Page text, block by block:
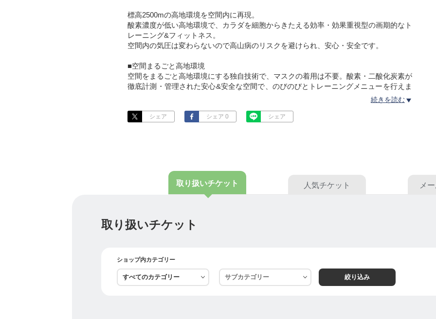
標高2500mの高地環境を空間内に再現。
酸素濃度が低い高地環境で、カラダを細胞からきたえる効率・効果重視型の画期的なト
レーニング&フィットネス。
空間内の気圧は変わらないので高山病のリスクを避けられ、安心・安全です。
■空間まるごと高地環境
空間をまるごと高地環境にする独自技術で、マスクの着用は不要。酸素・二酸化炭素が
徹底計測・管理された安心&安全な空間で、のびのびとトレーニングメニューを行えま
■気圧は変わらない
から、美容効果やアンチエイジングまで期待できます。
https://tsuku2.jp/j-society7
続きを読む
シェア シェア 0 シェア
取り扱いチケット 人気チケット メ
取り扱いチケット
ショップ内カテゴリー
絞り込み